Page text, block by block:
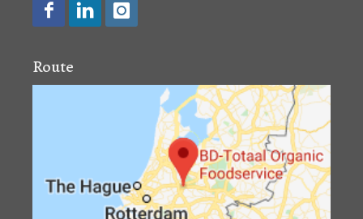
Route